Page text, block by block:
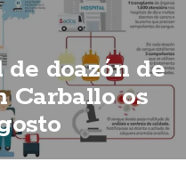
doazón de
Carballo os